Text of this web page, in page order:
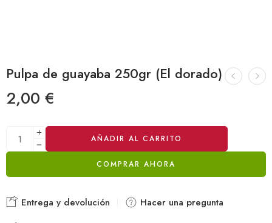
Pulpa de guayaba 250gr (El dorado)
2,00 €
AÑADIR AL CARRITO
COMPRAR AHORA
Alternative:
Entrega y devolución Hacer una pregunta